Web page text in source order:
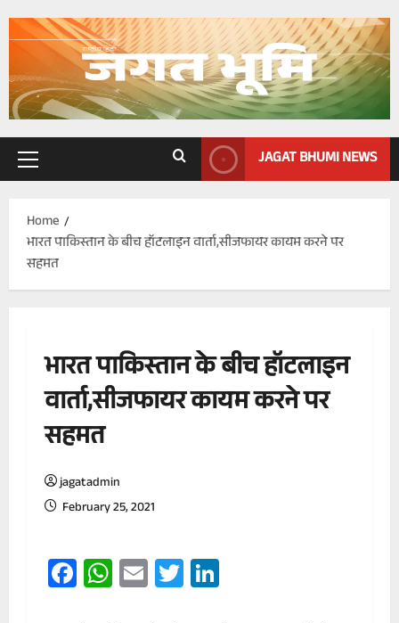
Primary
JAGAT BHUMI NEWS
Home
भारत पाकिस्तान के बीच हॉटलाइन वार्ता,सीजफायर कायम करने पर
सहमत
भारत पाकिस्तान के बीच हॉटलाइन
वार्ता,सीजफायर कायम करने पर
सहमत
jagatadmin
February 25, 2021
Facebook
WhatsApp
EmailTwitter